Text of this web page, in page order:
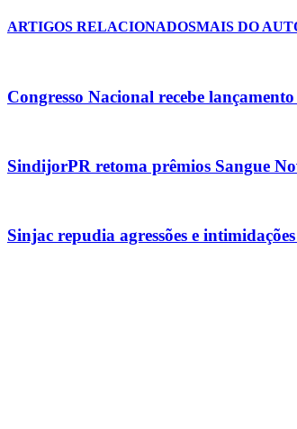
ARTIGOS RELACIONADOSMAIS DO
Congresso Nacional recebe
SindijorPR retoma prêmios Sangue
Sinjac repudia agressões e